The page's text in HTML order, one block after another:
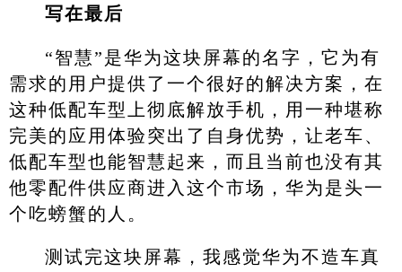
写在最后
“智慧”是华为这块屏幕的名字，它为有
需求的用户提供了一个很好的解决方案，在
这种低配车型上彻底解放手机，用一种堪称
完美的应用体验突出了自身优势，让老车、
低配车型也能智慧起来，而且当前也没有其
他零配件供应商进入这个市场，华为是头一
个吃螃蟹的人。
测试完这块屏幕，我感觉华为不造车真